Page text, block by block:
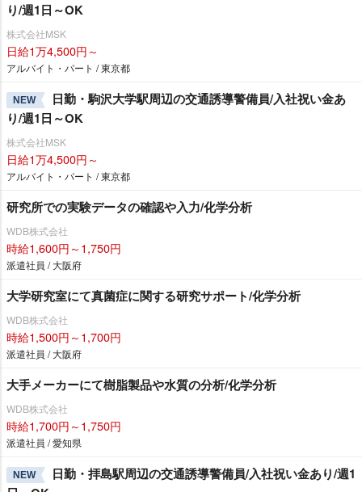
り/週1日～OK
株式会社MSK
日給1万4,500円～
アルバイト・パート / 東京都
NEW
日勤・駒沢大学駅周辺の交通誘導警備員/入社祝い金あ
り/週1日～OK
株式会社MSK
日給1万4,500円～
アルバイト・パート / 東京都
研究所での実験データの確認や入力/化学分析
WDB株式会社
時給1,600円～1,750円
派遣社員 / 大阪府
大学研究室にて真菌症に関する研究サポート/化学分析
WDB株式会社
時給1,500円～1,700円
派遣社員 / 大阪府
大手メーカーにて樹脂製品や水質の分析/化学分析
WDB株式会社
時給1,700円～1,750円
派遣社員 / 愛知県
NEW
日勤・拝島駅周辺の交通誘導警備員/入社祝い金あり/週1